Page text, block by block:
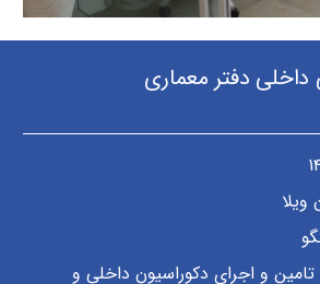
دفتر معماری
و اجرای دکوراسیون داخلی و